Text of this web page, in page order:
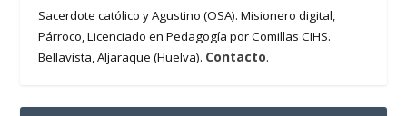
Sacerdote católico y Agustino (OSA). Misionero digital,
Párroco, Licenciado en Pedagogía por Comillas CIHS.
Bellavista, Aljaraque (Huelva). Contacto.